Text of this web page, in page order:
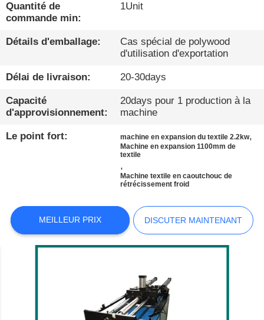
VIDÉO
À
PROPOS
NOUS
VISITE
CONDITIONS
DE
PAIEMENT
Quantité de
commande min:
1Unit
Détails d'emballage:
Cas spécial de polywood
d'utilisation d'exportation
Délai de livraison: 20-30days
Capacité
d'approvisionnement:
20days pour 1 production à la
machine
Le point fort: machine en expansion du textile 2.2kw,
Machine en expansion 1100mm de
textile
,
Machine textile en caoutchouc de
rétrécissement froid
MEILLEUR PRIX DISCUTER MAINTENANT